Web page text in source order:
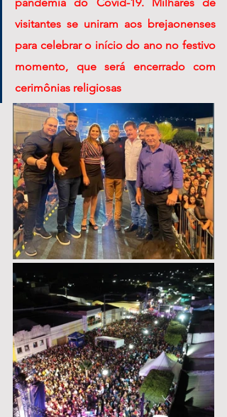
visitantes se uniram aos brejaonenses
para celebrar o início do ano no festivo
momento, que será encerrado com
cerimônias religiosas